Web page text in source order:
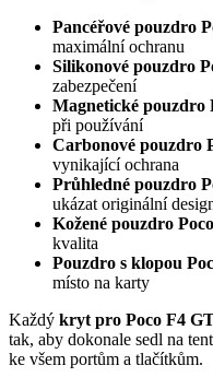
Pancéřové pouzdro
maximální ochranu
Silikonové pouzdro
zabezpečení
Magnetické pouzdro
při používání
Carbonové pouzdro
vynikající ochrana
Průhledné pouzdro
ukázat originální
Kožené pouzdro
kvalita
Pouzdro s klopou
místo na karty
Každý kryt pro Poco F4
tak, aby dokonale sedl na
ke všem portům a tlačítkům.